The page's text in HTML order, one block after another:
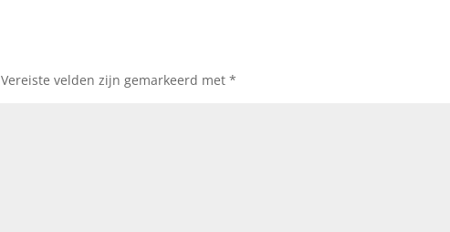
Vereiste velden zijn gemarkeerd met*